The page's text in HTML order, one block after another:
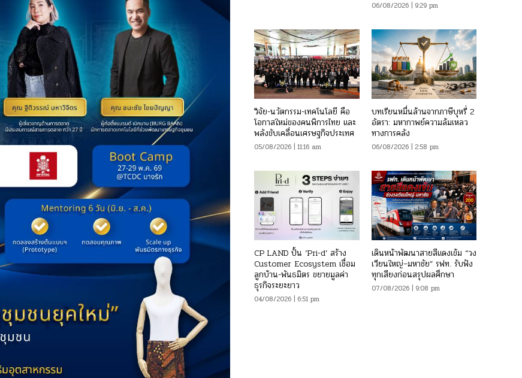
06/08/2026 | 9:29 pm
วิจัย-นวัตกรรม-เทคโนโลยี คือ
โอกาสใหม่ของคนพิการไทย และ
พลังขับเคลื่อนเศรษฐกิจประเทศ
05/08/2026 | 11:16 am
บทเรียนหมื่นล้านจากภาษีบุหรี่ 2
อัตรา: มหากาพย์ความล้มเหลว
ทางการคลัง
06/08/2026 | 2:58 pm
CP LAND ปั้น ‘Pri-d’ สร้าง
Customer Ecosystem เชื่อม
ลูกบ้าน-พันธมิตร ขยายมูลค่า
ธุรกิจระยะยาว
04/08/2026 | 6:51 pm
เดินหน้าพัฒนาสายสีแดงเข้ม “วง
เวียนใหญ่–มหาชัย” รฟท. รับฟัง
ทุกเสียงก่อนสรุปผลศึกษา
07/08/2026 | 9:08 pm